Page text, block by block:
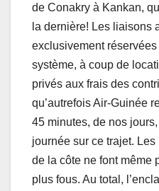
de Conakry à Kankan,
la dernière! Les liaisons
exclusivement
système, à coup de
privés aux frais des
qu’autrefois Air-Guinée
45 minutes, de nos
journée sur ce trajet.
de la côte ne font même
plus fous. Au total,